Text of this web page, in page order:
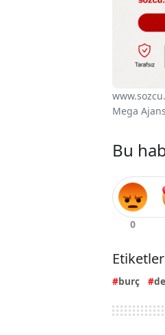
Mega
Bu
Etiketler
burç